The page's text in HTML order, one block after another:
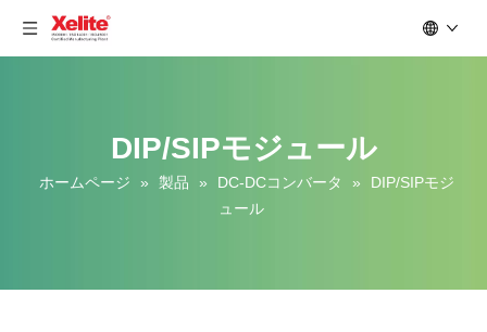
DIP/SIPモジュール
ホームページ » 製品 » DC-DCコンバータ »
DIP/SIPモジ
ュール